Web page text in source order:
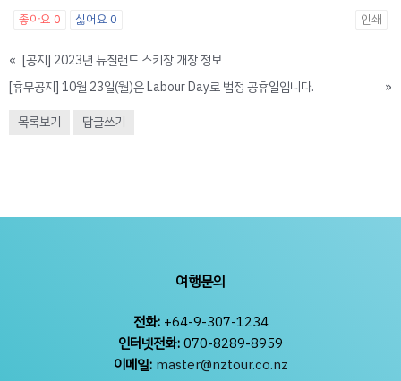
좋아요 0 싫어요 0 인쇄
« [공지] 2023년 뉴질랜드 스키장 개장 정보
[휴무공지] 10월 23일(월)은 Labour Day로 법정 공휴일입니다.
»
목록보기
답글쓰기
여행문의
전화:+64-9-307-1234
인터넷전화:070-8289-8959
이메일: master@nztour.co.nz